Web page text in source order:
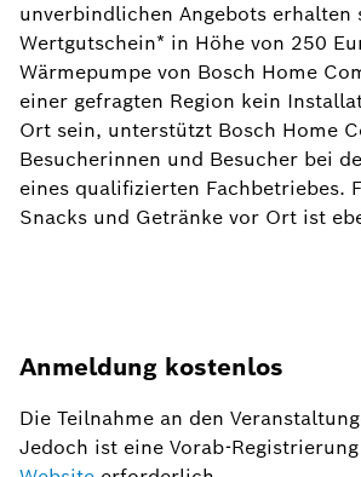
unverbindlichen Angebots erhalten
Wertgutschein* in Höhe von 250
Wärmepumpe von Bosch Home
einer gefragten Region kein
Ort sein, unterstützt Bosch Home
Besucherinnen und Besucher bei
eines qualifizierten Fachbetriebes.
Snacks und Getränke vor Ort ist
Anmeldung kostenlos
Die Teilnahme an den
Jedoch ist eine Vorab-